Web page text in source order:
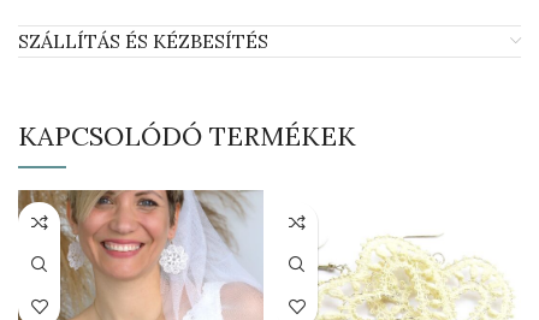
SZÁLLÍTÁS ÉS KÉZBESÍTÉS
KAPCSOLÓDÓ TERMÉKEK